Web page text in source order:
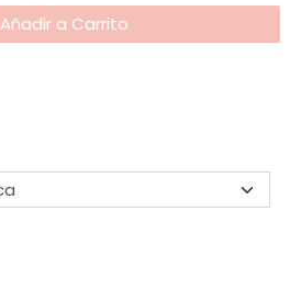
Añadir a Carrito